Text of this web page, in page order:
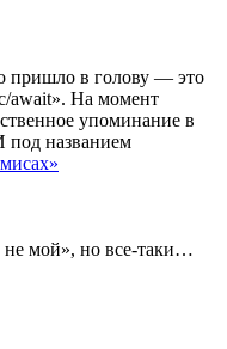
пришло в голову — это
await». На момент
упоминание в
названием
мой», но все-таки…